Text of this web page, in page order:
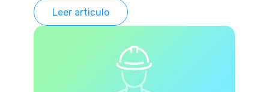
Leer articulo